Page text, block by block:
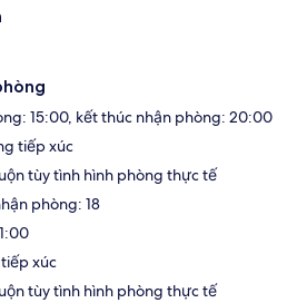
15:00, kết thúc nhận phòng: 20:00
tiếp xúc
tùy tình hình phòng thực tế
phòng: 18
xúc
tùy tình hình phòng thực tế